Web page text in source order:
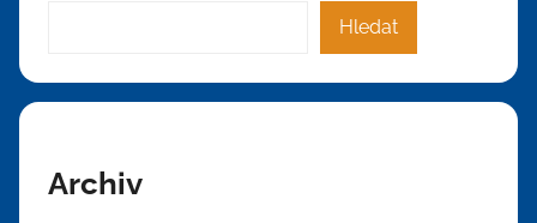
Hledat
Archiv